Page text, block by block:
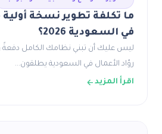
ما تكلفة تطوير نسخة
في السعودية 2026؟
ليس عليك أن تبني نظامك الكامل دفعةً
روّاد الأعمال في السعودية يطلقون…
اقرأ المزيد